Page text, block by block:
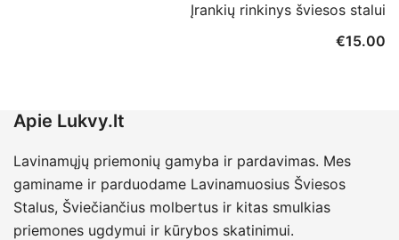
PERŽIŪRA
Įrankių rinkinys šviesos stalui
€15.00
Apie Lukvy.lt
Lavinamųjų priemonių gamyba ir pardavimas. Mes
gaminame ir parduodame Lavinamuosius Šviesos
Stalus, Šviečiančius molbertus ir kitas smulkias
priemones ugdymui ir kūrybos skatinimui.